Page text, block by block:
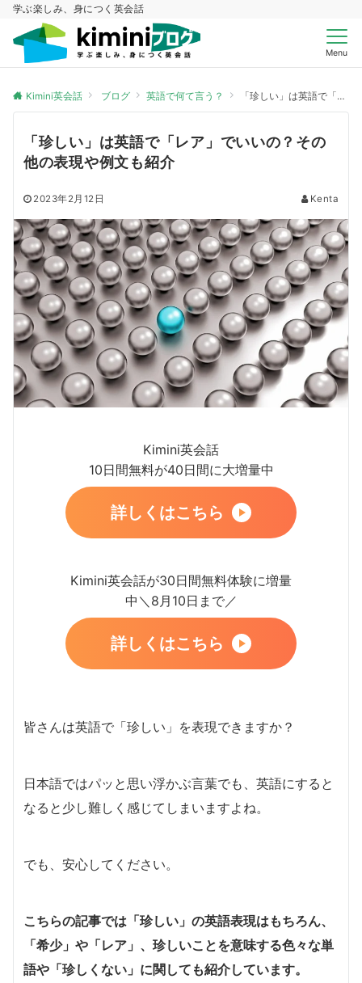
学ぶ楽しみ、身につく英会話
Menu
Kimini英会話 ブログ 英語で何て言う？ 「珍しい」は英語で「レア」でいいの？その他の表現や例文も紹介
「珍しい」は英語で「レア」でいいの？その
他の表現や例文も紹介
2023年2月12日 Kenta
Kimini英会話
10日間無料が40日間に大増量中
詳しくはこちら
Kimini英会話が30日間無料体験に増量
中＼8月10日まで／
詳しくはこちら
皆さんは英語で「珍しい」を表現できますか？
日本語ではパッと思い浮かぶ言葉でも、英語にすると
なると少し難しく感じてしまいますよね。
でも、安心してください。
こちらの記事では「珍しい」の英語表現はもちろん、
「希少」や「レア」、珍しいことを意味する色々な単
語や「珍しくない」に関しても紹介しています。